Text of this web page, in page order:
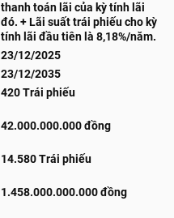
thanh toán lãi của kỳ tính lãi
đó. + Lãi suất trái phiếu cho kỳ
tính lãi đầu tiên là 8,18%/năm.
23/12/2025
23/12/2035
420 Trái phiếu
42.000.000.000 đồng
14.580 Trái phiếu
1.458.000.000.000 đồng